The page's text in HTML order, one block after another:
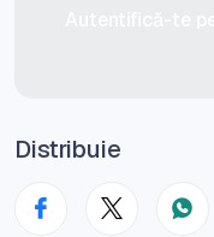
Distribuie